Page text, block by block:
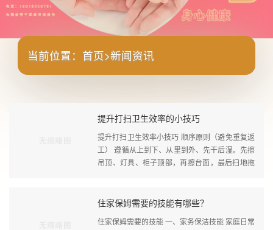
当前位置： 首页>新闻资讯
提升打扫卫生效率的小技巧
提升打扫卫生效率小技巧 顺序原则（避免重复返
工） 遵循从上到下、从里到外、先干后湿。先擦
吊顶、灯具、柜子顶部，再擦台面，最后扫地拖
住家保姆需要的技能有哪些？
住家保姆需要的技能 一、家务保洁技能 家庭日常